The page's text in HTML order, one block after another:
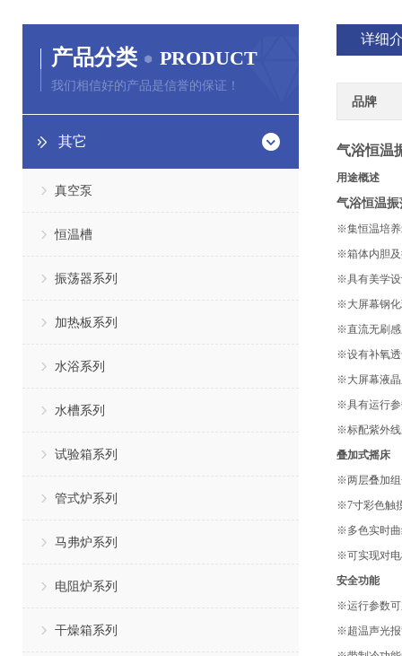
产品分类 PRODUCT
我们相信好的产品是信誉的保证！
其它
真空泵
恒温槽
振荡器系列
加热板系列
水浴系列
水槽系列
试验箱系列
管式炉系列
马弗炉系列
电阻炉系列
干燥箱系列
详细
品牌
气浴恒温
用途概述
气浴恒温振
※集恒温培
※箱体内胆及
※具有美学设
※大屏幕钢
※直流无刷感
※设有补氧透
※大屏幕液晶
※具有运行
※标配紫外线
叠加式摇床
※两层叠加
※7寸彩色触
※多色实时
※可实现对
安全功能
※运行参数可
※超温声光报